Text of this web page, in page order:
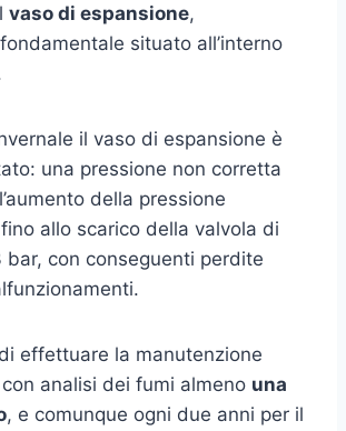
vaso di espansione,
situato all’interno
il vaso di espansione è
una pressione non corretta
della pressione
fino allo scarico della valvola di
bar, con conseguenti perdite
effettuare la manutenzione
analisi dei fumi almeno una
, e comunque ogni due anni per il